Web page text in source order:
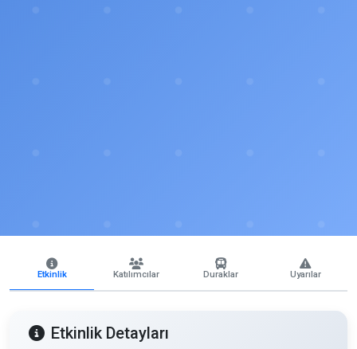
Etkinlik Katılımcılar Duraklar Uyarılar
Etkinlik Detayları